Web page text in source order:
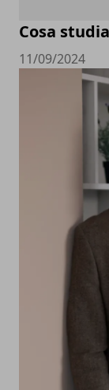
Cosa
11/09/2024